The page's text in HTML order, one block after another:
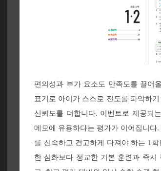
편의성과 부가 요소도 만족도를 끌어
표기로 아이가 스스로 진도를 파악하
신뢰도를 더합니다. 이벤트로 제공되
메모에 유용하다는 평가가 이어집니다
를 신속하고 견고하게 다져야 하는 1
한 심화보다 정교한 기본 훈련과 즉시